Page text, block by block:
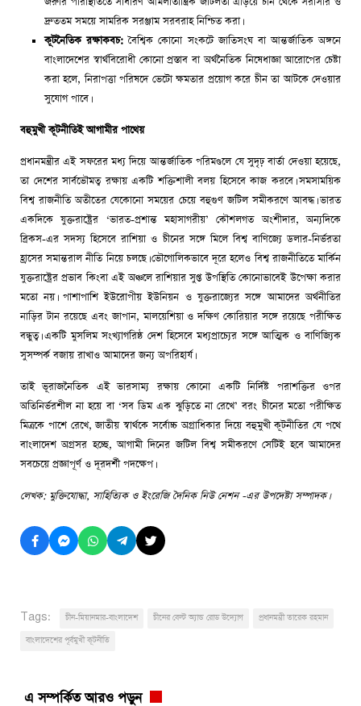
দ্রুততম সময়ে সামরিক সরঞ্জাম সরবরাহ নিশ্চিত করা।
কূটনৈতিক রক্ষাকবচ: বৈশ্বিক কোনো সংকটে জাতিসংঘ বা আন্তর্জাতিক অঙ্গনে
বাংলাদেশের স্বার্থবিরোধী কোনো প্রস্তাব বা অর্থনৈতিক নিষেধাজ্ঞা আরোপের চেষ্টা
করা হলে, নিরাপত্তা পরিষদে ভেটো ক্ষমতার প্রয়োগ করে চীন তা আটকে দেওয়ার
সুযোগ পাবে।
বহুমুখী কূটনীতিই আগামীর পাথেয়
প্রধানমন্ত্রীর এই সফরের মধ্য দিয়ে আন্তর্জাতিক পরিমণ্ডলে যে সুদৃঢ় বার্তা দেওয়া হয়েছে,
তা দেশের সার্বভৌমত্ব রক্ষায় একটি শক্তিশালী বলয় হিসেবে কাজ করবে। সমসাময়িক
বিশ্ব রাজনীতি অতীতের যেকোনো সময়ের চেয়ে বহুগুণ জটিল সমীকরণে আবদ্ধ। ভারত
একদিকে যুক্তরাষ্ট্রের ‘ভারত-প্রশান্ত মহাসাগরীয়’ কৌশলগত অংশীদার, অন্যদিকে
ব্রিকস-এর সদস্য হিসেবে রাশিয়া ও চীনের সঙ্গে মিলে বিশ্ব বাণিজ্যে ডলার-নির্ভরতা
হ্রাসের সমান্তরাল নীতি নিয়ে চলছে। ভৌগোলিকভাবে দূরে হলেও বিশ্ব রাজনীতিতে মার্কিন
যুক্তরাষ্ট্রের প্রভাব কিংবা এই অঞ্চলে রাশিয়ার সুপ্ত উপস্থিতি কোনোভাবেই উপেক্ষা করার
মতো নয়। পাশাপাশি ইউরোপীয় ইউনিয়ন ও যুক্তরাজ্যের সঙ্গে আমাদের অর্থনীতির
নাড়ির টান রয়েছে এবং জাপান, মালয়েশিয়া ও দক্ষিণ কোরিয়ার সঙ্গে রয়েছে পরীক্ষিত
বন্ধুত্ব। একটি মুসলিম সংখ্যাগরিষ্ঠ দেশ হিসেবে মধ্যপ্রাচ্যের সঙ্গে আত্মিক ও বাণিজ্যিক
সুসম্পর্ক বজায় রাখাও আমাদের জন্য অপরিহার্য।
তাই ভূরাজনৈতিক এই ভারসাম্য রক্ষায় কোনো একটি নির্দিষ্ট পরাশক্তির ওপর
অতিনির্ভরশীল না হয়ে বা ‘সব ডিম এক ঝুড়িতে না রেখে’ বরং চীনের মতো পরীক্ষিত
মিত্রকে পাশে রেখে, জাতীয় স্বার্থকে সর্বোচ্চ অগ্রাধিকার দিয়ে বহুমুখী কূটনীতির যে পথে
বাংলাদেশ অগ্রসর হচ্ছে, আগামী দিনের জটিল বিশ্ব সমীকরণে সেটিই হবে আমাদের
সবচেয়ে প্রজ্ঞাপূর্ণ ও দূরদর্শী পদক্ষেপ।
লেখক: মুক্তিযোদ্ধা, সাহিত্যিক ও ইংরেজি দৈনিক নিউ নেশন -এর উপদেষ্টা সম্পাদক।
Tags: চীন-মিয়ানমার-বাংলাদেশ চীনের বেল্ট অ্যান্ড রোড উদ্যোগ
প্রধানমন্ত্রী তারেক রহমান
বাংলাদেশের পূর্বমুখী কূটনীতি
এ সম্পর্কিত আরও পড়ুন